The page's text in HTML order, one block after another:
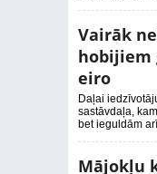
Vairāk
hobijiem
eiro
Daļai
sastāvdaļa,
bet ieguldām
Mājokļu